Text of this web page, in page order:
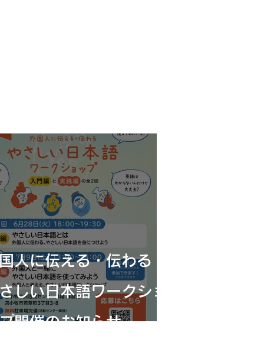
人に伝える・伝わる
しい日本語ワークショ
開催のお知らせ